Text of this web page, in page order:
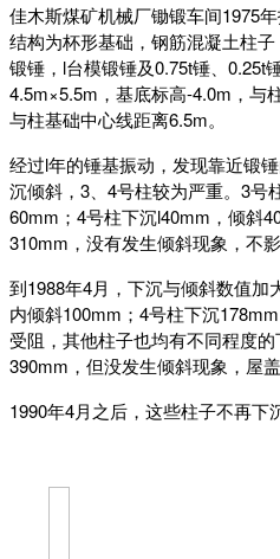
佳木斯煤矿机械厂锄锻车间1975
结构为杯形基础，钢筋混凝土柱
锻锤，l台模锻锤及0.75t锤、0.25t
4.5m×5.5m，基底标高-4.0m，与
与柱基础中心线距离6.5m。
经过l年的锤基振动，发现靠近锻
沉倾斜，3、4号柱较为严重。3号
60mm；4号柱下沉l40mm，倾斜
310mm，没有发生倾斜现象，不影
到1988年4月，下沉与倾斜数值加
内倾斜100mm；4号柱下沉
受阻，其他柱子也均有不同程度
390mm，但没发生倾斜现象，屋
1990年4月之后，这些柱子不再下